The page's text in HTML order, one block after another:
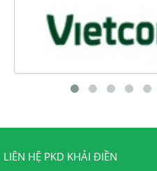
LIÊN HỆ PKD KHẢI ĐIỀN